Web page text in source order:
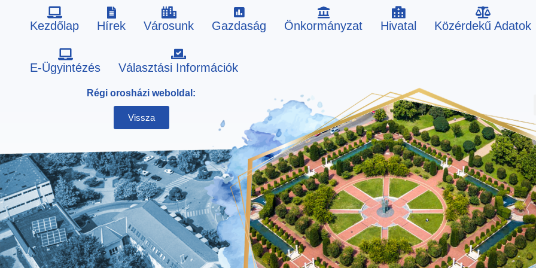
Kezdőlap Hírek Városunk Gazdaság Önkormányzat Hivatal Közérdekű Adatok
E-Ügyintézés Választási Információk
Régi orosházi weboldal:
Vissza